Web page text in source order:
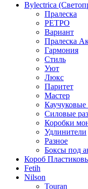
Bylectrica
Пралеска
РЕТРО
Вариант
Пралеска
Гармония
Стиль
Уют
Люкс
Паритет
Мастер
Каучуковые
Силовые
Коробки
Удлинители
Разное
Боксы под
Короб
Fetih
Nilson
Touran